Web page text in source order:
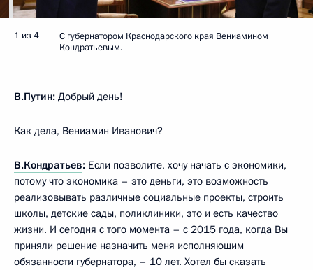
1 из 4
С губернатором Краснодарского края Вениамином
Кондратьевым.
В.Путин: Добрый день!
Как дела, Вениамин Иванович?
В.Кондратьев: Если позволите, хочу начать с экономики,
потому что экономика – это деньги, это возможность
реализовывать различные социальные проекты, строить
школы, детские сады, поликлиники, это и есть качество
жизни. И сегодня с того момента – с 2015 года, когда Вы
приняли решение назначить меня исполняющим
обязанности губернатора, – 10 лет. Хотел бы сказать